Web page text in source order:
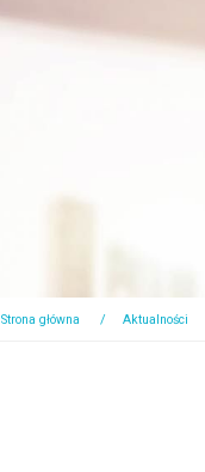
Strona główna Aktualności